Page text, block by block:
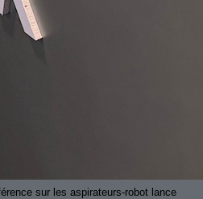
sur les aspirateurs-robot lance